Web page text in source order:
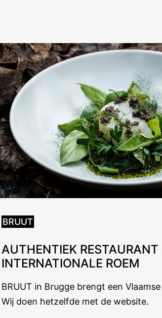
BRUUT
AUTHENTIEK RESTAURANT
INTERNATIONALE ROEM
BRUUT in Brugge brengt een
Wij doen hetzelfde met de website.